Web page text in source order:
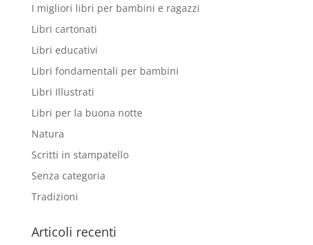
I migliori libri per bambini e ragazzi
Libri cartonati
Libri educativi
Libri fondamentali per bambini
Libri Illustrati
Libri per la buona notte
Natura
Scritti in stampatello
Senza categoria
Tradizioni
Articoli recenti